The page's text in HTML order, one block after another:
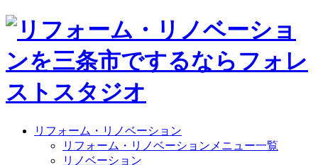
リフォーム・リノベーション
リフォーム・リノベーションメニュー一覧
リノベーション